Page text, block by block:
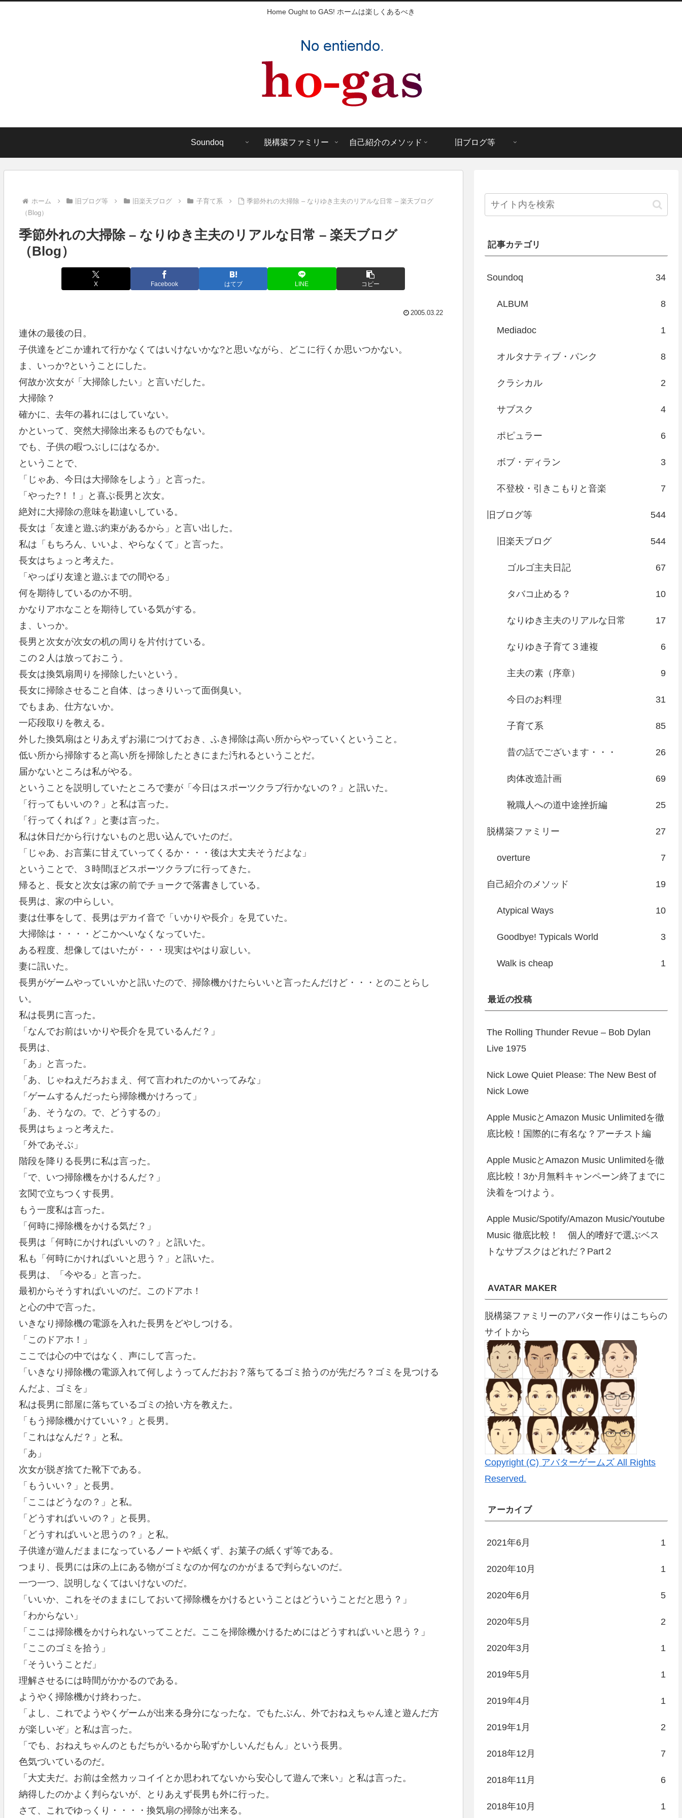
Home Ought to GAS! ホームは楽しくあるべき
Soundoq 脱構築ファミリー 自己紹介のメソッド 旧ブログ等
ホーム 旧ブログ等 旧楽天ブログ 子育て系
季節外れの大掃除 – なりゆき主夫のリアルな日常 – 楽天ブログ
（Blog）
季節外れの大掃除 – なりゆき主夫のリアルな日常 – 楽天ブログ
（Blog）
X Facebook はてブ LINE コピー
2005.03.22
連休の最後の日。
子供達をどこか連れて行かなくてはいけないかな?と思いながら、どこに行くか思いつかない。
ま、いっか?ということにした。
何故か次女が「大掃除したい」と言いだした。
大掃除？
確かに、去年の暮れにはしていない。
かといって、突然大掃除出来るものでもない。
でも、子供の暇つぶしにはなるか。
ということで、
「じゃあ、今日は大掃除をしよう」と言った。
「やった?！！」と喜ぶ長男と次女。
絶対に大掃除の意味を勘違いしている。
長女は「友達と遊ぶ約束があるから」と言い出した。
私は「もちろん、いいよ、やらなくて」と言った。
長女はちょっと考えた。
「やっぱり友達と遊ぶまでの間やる」
何を期待しているのか不明。
かなりアホなことを期待している気がする。
ま、いっか。
長男と次女が次女の机の周りを片付けている。
この２人は放っておこう。
長女は換気扇周りを掃除したいという。
長女に掃除させること自体、はっきりいって面倒臭い。
でもまあ、仕方ないか。
一応段取りを教える。
外した換気扇はとりあえずお湯につけておき、ふき掃除は高い所からやっていくということ。
低い所から掃除すると高い所を掃除したときにまた汚れるということだ。
届かないところは私がやる。
ということを説明していたところで妻が「今日はスポーツクラブ行かないの？」と訊いた。
「行ってもいいの？」と私は言った。
「行ってくれば？」と妻は言った。
私は休日だから行けないものと思い込んでいたのだ。
「じゃあ、お言葉に甘えていってくるか・・・後は大丈夫そうだよな」
ということで、３時間ほどスポーツクラブに行ってきた。
帰ると、長女と次女は家の前でチョークで落書きしている。
長男は、家の中らしい。
妻は仕事をして、長男はデカイ音で「いかりや長介」を見ていた。
大掃除は・・・・どこかへいなくなっていた。
ある程度、想像してはいたが・・・現実はやはり寂しい。
妻に訊いた。
長男がゲームやっていいかと訊いたので、掃除機かけたらいいと言ったんだけど・・・とのことらし
い。
私は長男に言った。
「なんでお前はいかりや長介を見ているんだ？」
長男は、
「あ」と言った。
「あ、じゃねえだろおまえ、何て言われたのかいってみな」
「ゲームするんだったら掃除機かけろって」
「あ、そうなの。で、どうするの」
長男はちょっと考えた。
「外であそぶ」
階段を降りる長男に私は言った。
「で、いつ掃除機をかけるんだ？」
玄関で立ちつくす長男。
もう一度私は言った。
「何時に掃除機をかける気だ？」
長男は「何時にかければいいの？」と訊いた。
私も「何時にかければいいと思う？」と訊いた。
長男は、「今やる」と言った。
最初からそうすればいいのだ。このドアホ！
と心の中で言った。
いきなり掃除機の電源を入れた長男をどやしつける。
「このドアホ！」
ここでは心の中ではなく、声にして言った。
「いきなり掃除機の電源入れて何しようってんだおお？落ちてるゴミ拾うのが先だろ？ゴミを見つける
んだよ、ゴミを」
私は長男に部屋に落ちているゴミの拾い方を教えた。
「もう掃除機かけていい？」と長男。
「これはなんだ？」と私。
「あ」
次女が脱ぎ捨てた靴下である。
「もういい？」と長男。
「ここはどうなの？」と私。
「どうすればいいの？」と長男。
「どうすればいいと思うの？」と私。
子供達が遊んだままになっているノートや紙くず、お菓子の紙くず等である。
つまり、長男には床の上にある物がゴミなのか何なのかがまるで判らないのだ。
一つ一つ、説明しなくてはいけないのだ。
「いいか、これをそのままにしておいて掃除機をかけるということはどういうことだと思う？」
「わからない」
「ここは掃除機をかけられないってことだ。ここを掃除機かけるためにはどうすればいいと思う？」
「ここのゴミを拾う」
「そういうことだ」
理解させるには時間がかかるのである。
ようやく掃除機かけ終わった。
「よし、これでようやくゲームが出来る身分になったな。でもたぶん、外でおねえちゃん達と遊んだ方
が楽しいぞ」と私は言った。
「でも、おねえちゃんのともだちがいるから恥ずかしいんだもん」という長男。
色気づいているのだ。
「大丈夫だ。お前は全然カッコイイとか思われてないから安心して遊んで来い」と私は言った。
納得したのかよく判らないが、とりあえず長男も外に行った。
さて、これでゆっくり・・・・換気扇の掃除が出来る。
記事カテゴリ
Soundoq 34
ALBUM 8
Mediadoc 1
オルタナティブ・パンク 8
クラシカル 2
サブスク 4
ポピュラー 6
ボブ・ディラン 3
不登校・引きこもりと音楽 7
旧ブログ等 544
旧楽天ブログ 544
ゴルゴ主夫日記 67
タバコ止める？ 10
なりゆき主夫のリアルな日常 17
なりゆき子育て３連複 6
主夫の素（序章） 9
今日のお料理 31
子育て系 85
昔の話でございます・・・ 26
肉体改造計画 69
靴職人への道中途挫折編 25
脱構築ファミリー 27
overture 7
自己紹介のメソッド 19
Atypical Ways 10
Goodbye! Typicals World 3
Walk is cheap 1
最近の投稿
The Rolling Thunder Revue – Bob Dylan
Live 1975
Nick Lowe Quiet Please: The New Best of
Nick Lowe
Apple MusicとAmazon Music Unlimitedを徹
底比較！国際的に有名な？アーチスト編
Apple MusicとAmazon Music Unlimitedを徹
底比較！3か月無料キャンペーン終了までに
決着をつけよう。
Apple Music/Spotify/Amazon Music/Youtube
Music 徹底比較！ 個人的嗜好で選ぶベス
トなサブスクはどれだ？Part２
AVATAR MAKER
脱構築ファミリーのアバター作りはこちらの
サイトから
Copyright (C) アバターゲームズ All Rights
Reserved.
アーカイブ
2021年6月 1
2020年10月 1
2020年6月 5
2020年5月 2
2020年3月 1
2019年5月 1
2019年4月 1
2019年1月 2
2018年12月 7
2018年11月 6
2018年10月 1